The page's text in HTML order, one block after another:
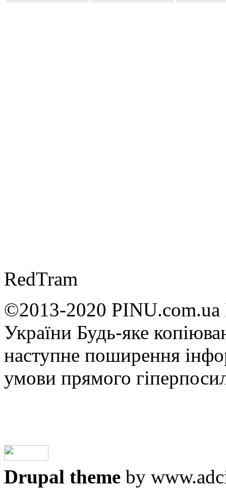
RedTram
©2013-2020 PINU.com.ua
України Будь-яке
наступне поширення
умови прямого
Drupal theme by